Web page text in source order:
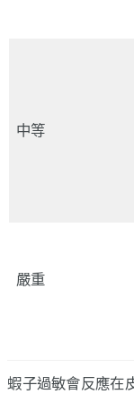
中等
嚴重
蝦子過敏會反應在